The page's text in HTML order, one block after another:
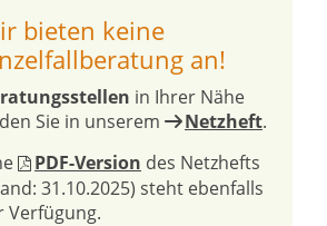
bieten keine
an!
in Ihrer Nähe
Sie in unserem
Netzheft.
PDF-Version des Netzhefts
31.10.2025) steht ebenfalls
Verfügung.